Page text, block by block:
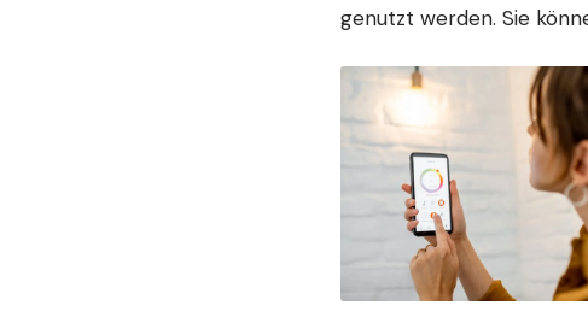
genutzt werden. Sie